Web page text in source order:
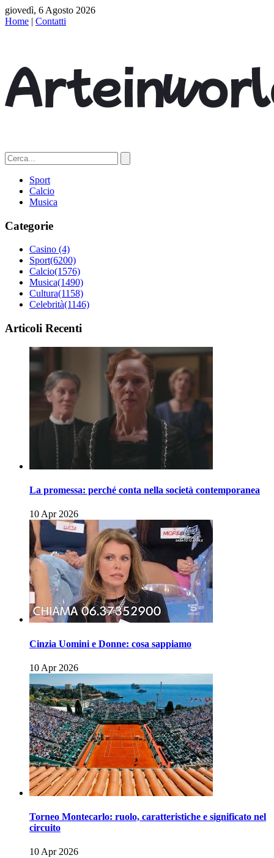
giovedì, 6 Agosto 2026
Home | Contatti
Sport
Calcio
Musica
Categorie
Casino (4)
Sport(6200)
Calcio(1576)
Musica(1490)
Cultura(1158)
Celebrità(1146)
Articoli Recenti
La promessa: perché conta nella società contemporanea
10 Apr 2026
Cinzia Uomini e Donne: cosa sappiamo
10 Apr 2026
Torneo Montecarlo: ruolo, caratteristiche e significato nel
circuito
10 Apr 2026